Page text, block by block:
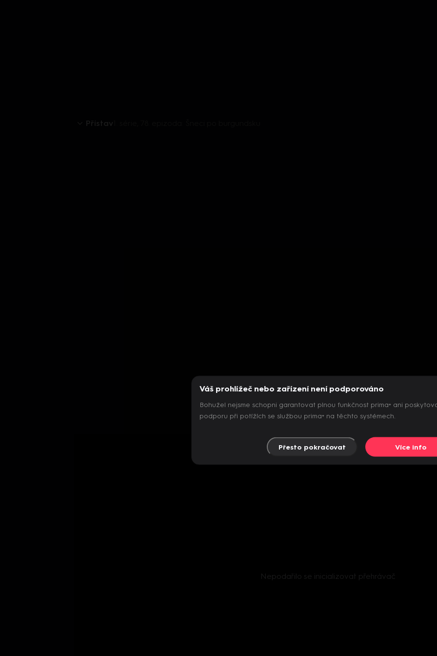
Nepodařilo se inicializovat přehrávač
Váš prohlížeč nebo zařízení není podporováno
Bohužel nejsme schopni garantovat plnou funkčnost prima+ ani
podporu při potížích se službou prima+ na těchto systémech.
Přesto pokračovat Více info